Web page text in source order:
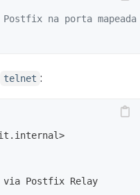
na porta
telnet :
via Postfix Relay